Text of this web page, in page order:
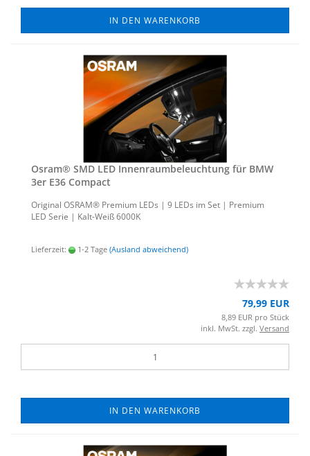
IN DEN WARENKORB
Osram® SMD LED In­nen­raum­be­leuch­tung für BMW
3er E36 Com­pact
Ori­gi­nal OSRAM® Pre­mi­um LEDs | 9 LEDs im Set | Pre­mi­um
LED Serie | Kalt-​Weiß 6000K
Lieferzeit: 1-2 Tage (Ausland abweichend)
79,99 EUR
8,89 EUR pro Stück
inkl. MwSt. zzgl. Versand
IN DEN WARENKORB